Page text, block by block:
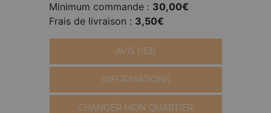
Minimum commande : 30,00€
Frais de livraison : 3,50€
AVIS (153)
INFORMATIONS
CHANGER MON QUARTIER